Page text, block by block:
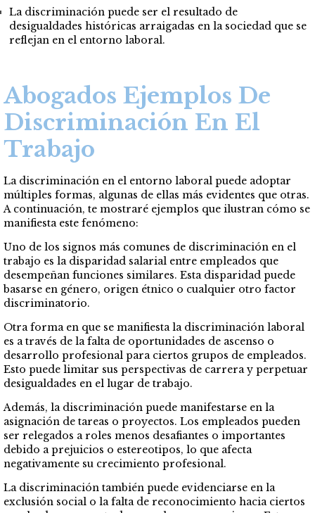
La discriminación puede ser el resultado de
desigualdades históricas arraigadas en la sociedad que se
reflejan en el entorno laboral.
Abogados Ejemplos De
Discriminación En El
Trabajo
La discriminación en el entorno laboral puede adoptar
múltiples formas, algunas de ellas más evidentes que otras.
A continuación, te mostraré ejemplos que ilustran cómo se
manifiesta este fenómeno:
Uno de los signos más comunes de discriminación en el
trabajo es la disparidad salarial entre empleados que
desempeñan funciones similares. Esta disparidad puede
basarse en género, origen étnico o cualquier otro factor
discriminatorio.
Otra forma en que se manifiesta la discriminación laboral
es a través de la falta de oportunidades de ascenso o
desarrollo profesional para ciertos grupos de empleados.
Esto puede limitar sus perspectivas de carrera y perpetuar
desigualdades en el lugar de trabajo.
Además, la discriminación puede manifestarse en la
asignación de tareas o proyectos. Los empleados pueden
ser relegados a roles menos desafiantes o importantes
debido a prejuicios o estereotipos, lo que afecta
negativamente su crecimiento profesional.
La discriminación también puede evidenciarse en la
exclusión social o la falta de reconocimiento hacia ciertos